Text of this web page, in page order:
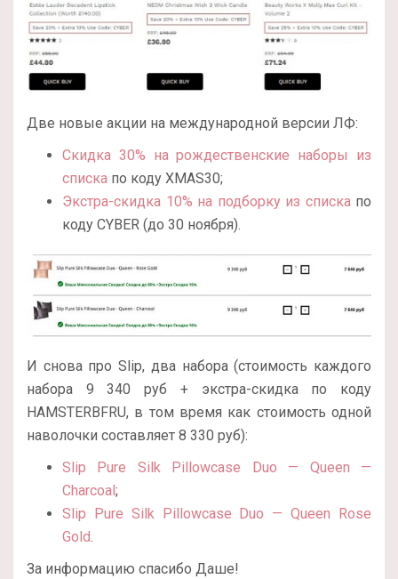
Две новые акции на международной версии ЛФ:
Скидка 30% на рождественские наборы из
списка по коду XMAS30;
Экстра-скидка 10% на подборку из спискапо
коду CYBER (до 30 ноября).
И снова про Slip, два набора (стоимость каждого
набора 9 340 руб + экстра-скидка по коду
HAMSTERBFRU, в том время как стоимость одной
наволочки составляет 8 330 руб):
Slip Pure Silk Pillowcase Duo — Queen —
Charcoal ;
Slip Pure Silk Pillowcase Duo — Queen Rose
Gold.
За информацию спасибо Даше!